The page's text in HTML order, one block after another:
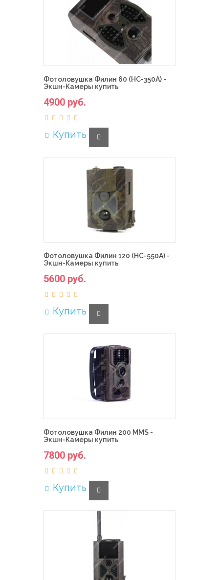
Фотоловушка Филин 60 (HC-350A) -
Экшн-Камеры купить
4900 руб.
Купить
Фотоловушка Филин 120 (HC-550A) -
Экшн-Камеры купить
5600 руб.
Купить
Фотоловушка Филин 200 MMS -
Экшн-Камеры купить
7800 руб.
Купить